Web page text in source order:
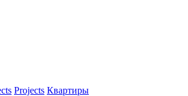
Projects Квартиры